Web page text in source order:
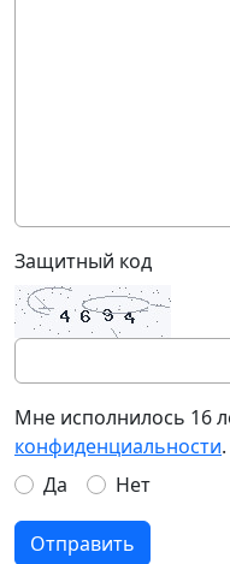
Защитный код
Мне исполнилось 16
конфиденциальности.
Да
Нет
Отправить